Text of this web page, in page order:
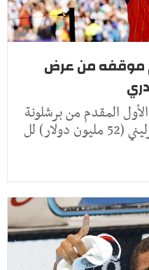
من عرض
المقدم من برشلونة